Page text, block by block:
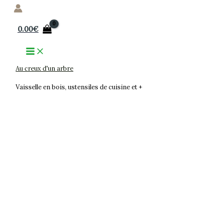
Aller
contenu
0.00€
Au creux d'un arbre
Vaisselle en bois, ustensiles de cuisine et +